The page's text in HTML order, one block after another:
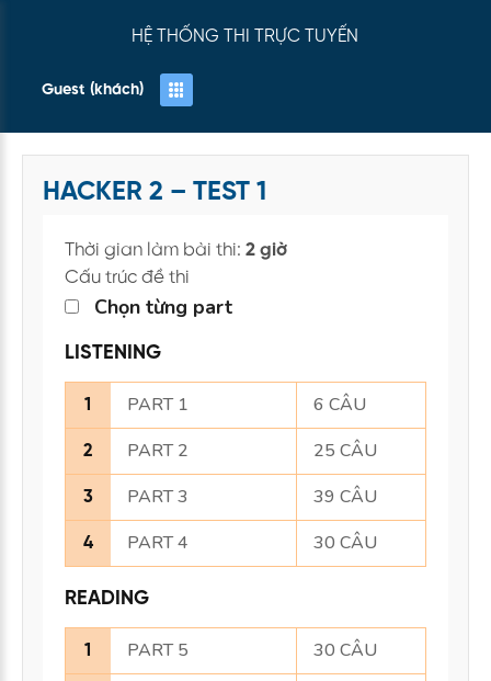
HỆ THỐNG THI TRỰC TUYẾN
Guest (khách)
HACKER 2 – TEST 1
Thời gian làm bài thi: 2 giờ
Cấu trúc đề thi
Chọn từng part
LISTENING
1 PART 1 6 CÂU
2 PART 2 25 CÂU
3 PART 3 39 CÂU
4 PART 4 30 CÂU
READING
1 PART 5 30 CÂU